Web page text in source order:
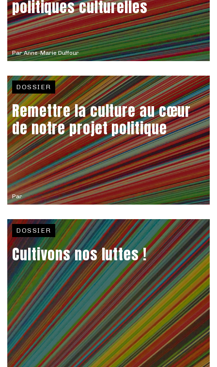
ParAnne-Marie Duffour
politiques culturelles
Par
DOSSIER
Remettre la culture au cœur
de notre projet politique
DOSSIER
Cultivons nos luttes !